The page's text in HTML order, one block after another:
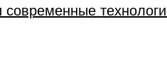
современные